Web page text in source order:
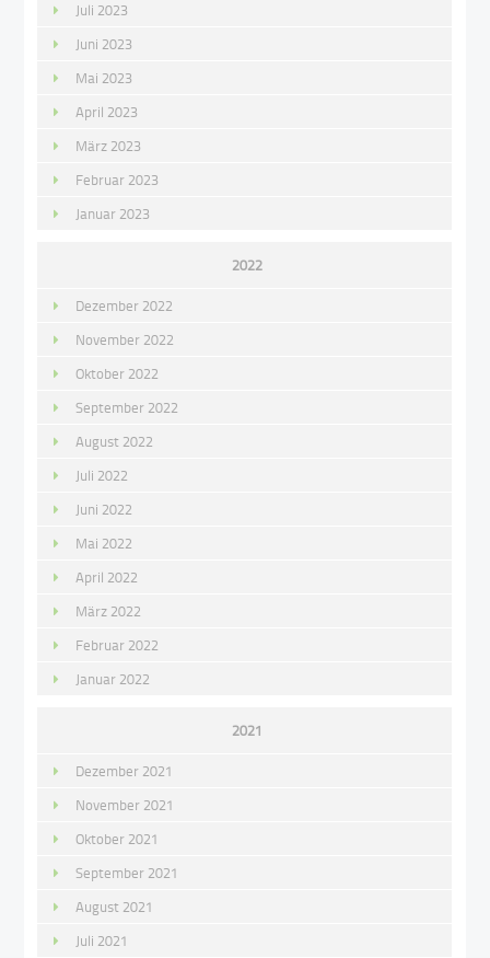
Juli 2023
Juni 2023
Mai 2023
April 2023
März 2023
Februar 2023
Januar 2023
2022
Dezember 2022
November 2022
Oktober 2022
September 2022
August 2022
Juli 2022
Juni 2022
Mai 2022
April 2022
März 2022
Februar 2022
Januar 2022
2021
Dezember 2021
November 2021
Oktober 2021
September 2021
August 2021
Juli 2021